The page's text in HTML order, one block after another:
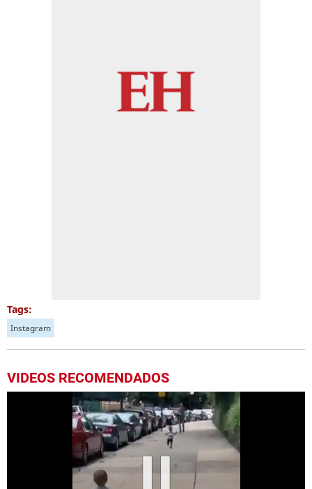
Tags:
Instagram
VIDEOS RECOMENDADOS